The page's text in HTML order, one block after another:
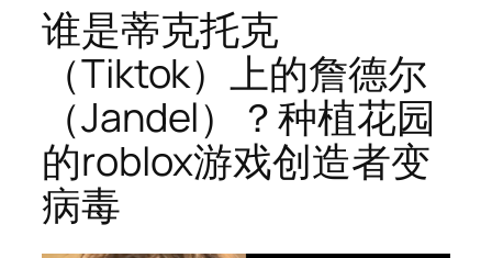
谁是蒂克托克
（Tiktok）上的詹德尔
（Jandel）？种植花园
的roblox游戏创造者变
病毒